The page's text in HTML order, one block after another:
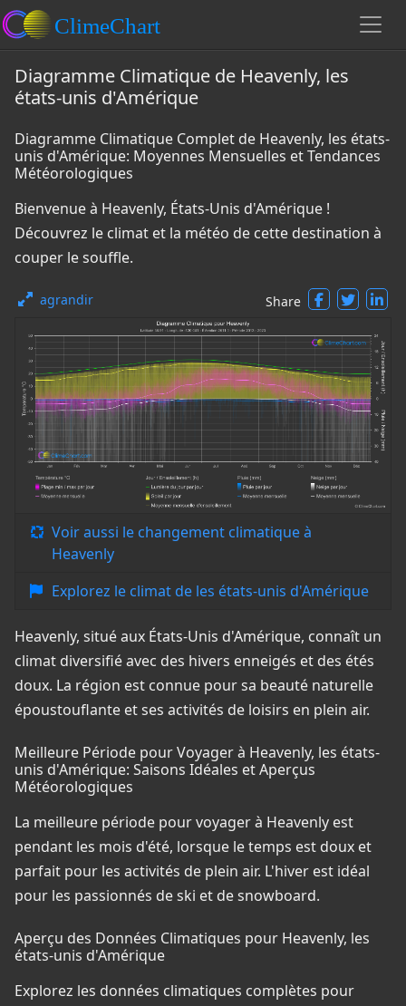
Diagramme Climatique de Heavenly, les
états-unis d'Amérique
Diagramme Climatique Complet de Heavenly, les états-
unis d'Amérique: Moyennes Mensuelles et Tendances
Météorologiques
Bienvenue à Heavenly, États-Unis d'Amérique !
Découvrez le climat et la météo de cette destination à
couper le souffle.
agrandir Share
Voir aussi le changement climatique à
Heavenly
Explorez le climat de les états-unis d'Amérique
Heavenly, situé aux États-Unis d'Amérique, connaît un
climat diversifié avec des hivers enneigés et des étés
doux. La région est connue pour sa beauté naturelle
époustouflante et ses activités de loisirs en plein air.
Meilleure Période pour Voyager à Heavenly, les états-
unis d'Amérique: Saisons Idéales et Aperçus
Météorologiques
La meilleure période pour voyager à Heavenly est
pendant les mois d'été, lorsque le temps est doux et
parfait pour les activités de plein air. L'hiver est idéal
pour les passionnés de ski et de snowboard.
Aperçu des Données Climatiques pour Heavenly, les
états-unis d'Amérique
Explorez les données climatiques complètes pour